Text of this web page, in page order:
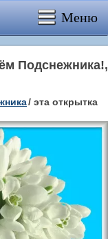
Меню
Подснежника!,
/ эта открытка